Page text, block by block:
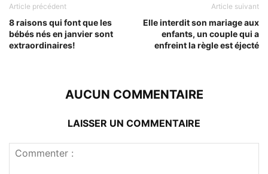
Article précédent
8 raisons qui font que les
bébés nés en janvier sont
extraordinaires!
Article suivant
Elle interdit son mariage aux
enfants, un couple qui a
enfreint la règle est éjecté
AUCUN COMMENTAIRE
LAISSER UN COMMENTAIRE